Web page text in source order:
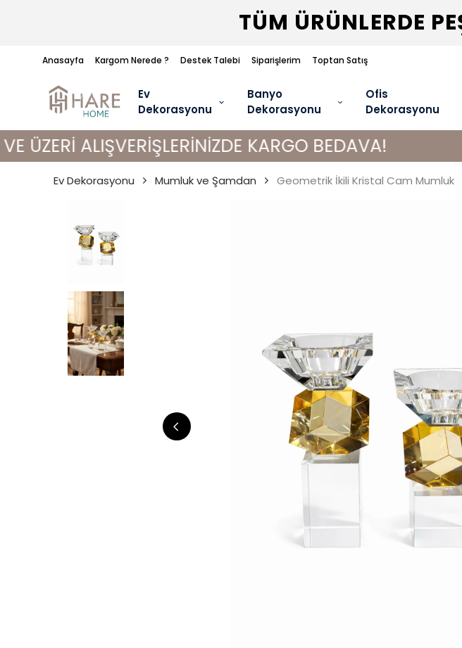
Anasayfa Kargom Nerede ? Destek Talebi Siparişlerim Toptan Satış
TÜM ÜRÜNLERDE
Ev
Dekorasyonu
Banyo
Dekorasyonu
Ofis
Dekorasyonu
KARGO BEDAVA!
Ev Dekorasyonu Mumluk ve Şamdan Geometrik İkili Kristal Cam Mumluk